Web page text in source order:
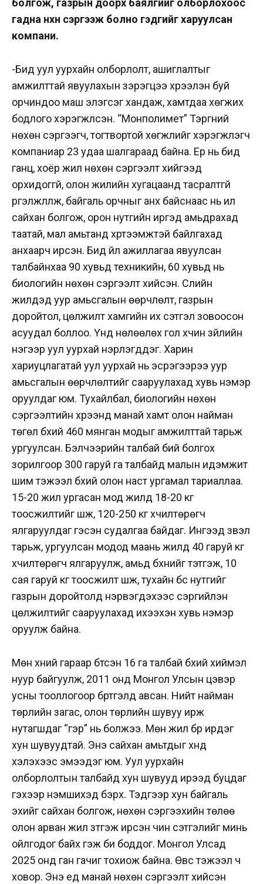
болгож, газрын доорх баялгийг олборлохоос
гадна нөхөн сэргээж болно гэдгийг харуулсан
компани.
-Бид уул уурхайн олборлолт, ашиглалтыг
амжилттай явуулахын зэрэгцээ хүрээлэн буй
орчиндоо маш элэгсэг хандаж, хамтдаа хөгжих
бодлого хэрэгжүүлсэн. “Монполимет” Тэргүүний
нөхөн сэргээгч, тогтвортой хөгжлийг хэрэгжүүлэгч
компаниар 23 удаа шалгараад байна. Ер нь бид
ганц, хоёр жил нөхөн сэргээлт хийгээд
орхидоггүй, олон жилийн хугацаанд тасралтгүй
үргэлжлүүлж, байгаль орчныг анх байснаас нь илүү
сайхан болгож, орон нутгийн иргэд амьдрахад
таатай, мал амьтанд хүртээмжтэй байлгахад
анхаарч ирсэн. Бид үйл ажиллагаа явуулсан
талбайнхаа 90 хувьд техникийн, 60 хувьд нь
биологийн нөхөн сэргээлт хийсэн. Сүүлийн
жилүүдэд уур амьсгалын өөрчлөлт, газрын
доройтол, цөлжилт хамгийн их сэтгэл зовоосон
асуудал боллоо. Үүнд нөлөөлөх гол хүчин зүйлийн
нэгээр уул уурхай нэрлэгддэг. Харин
хариуцлагатай уул уурхай нь эсрэгээрээ уур
амьсгалын өөрчлөлтийг сааруулахад хувь нэмэр
оруулдаг юм. Тухайлбал, биологийн нөхөн
сэргээлтийн хүрээнд манай хамт олон найман
төгөл бүхий 460 мянган модыг амжилттай тарьж
ургуулсан. Бэлчээрийн талбай бий болгох
зорилгоор 300 гаруй га талбайд малын идэмжит
шим тэжээл бүхий олон наст ургамал тариаллаа.
15-20 жил ургасан мод жилд 18-20 кг
тоосжилтийг шүүж, 120-250 кг хүчилтөрөгч
ялгаруулдаг гэсэн судалгаа байдаг. Ингээд үзвэл
тарьж, ургуулсан модод маань жилд 40 гаруй кг
хүчилтөрөгч ялгаруулж, амьд бүхнийг тэтгэж, 10
сая гаруй кг тоосжилт шүүж, тухайн бүс нутгийг
газрын доройтолд нэрвэгдэхээс сэргийлэн
цөлжилтийг сааруулахад ихээхэн хувь нэмэр
оруулж байна.
Мөн хүний гараар бүтсэн 16 га талбай бүхий хиймэл
нуур байгуулж, 2011 онд Монгол Улсын цэвэр
усны тооллогоор бүртгэлд авсан. Нийт найман
төрлийн загас, олон төрлийн шувуу ирж
нутагшдаг “гэр” нь болжээ. Мөн жил бүр ирдэг
хун шувуудтай. Энэ сайхан амьтдыг хүнд
хэлэхээс эмээдэг юм. Уул уурхайн
олборлолтын талбайд хун шувууд ирээд буцдаг
гэхээр үнэмшихэд бэрх. Тэдгээр хун байгаль
эхийг сайхан болгож, нөхөн сэргээхийн төлөө
олон арван жил зүтгэж ирсэн чин сэтгэлийг минь
ойлгодог байх гэж би боддог. Монгол Улсад
2025 онд ган гачиг тохиож байна. Өвс тэжээл ч
ховор. Энэ үед манай нөхөн сэргээлт хийсэн